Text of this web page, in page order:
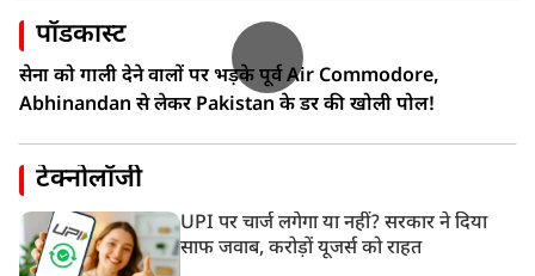
पॉडकास्ट
सेना को गाली देने वालों पर भड़के पूर्व Air Commodore,
Abhinandan से लेकर Pakistan के डर की खोली पोल!
टेक्नोलॉजी
UPI पर चार्ज लगेगा या नहीं? सरकार ने दिया
साफ जवाब, करोड़ों यूजर्स को राहत